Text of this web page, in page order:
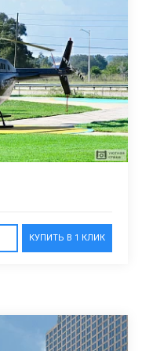
КУПИТЬ В 1 КЛИК